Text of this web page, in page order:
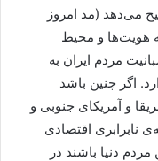
می‌دهد (مد امروز
هویت‌ها و محیط
مردم ایران به
اگر چنین باشد
و آمریکای جنوبی و
نابرابری اقتصادی
دنیا باشند در